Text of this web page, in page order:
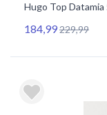
Hugo Top Datamia
184,99229,99